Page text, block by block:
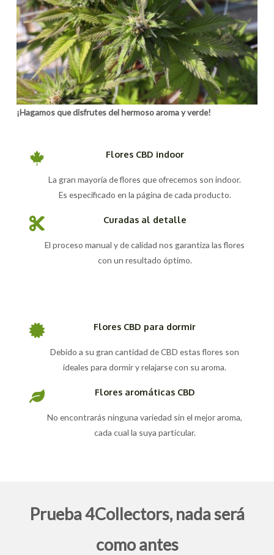
¡Hagamos que disfrutes del hermoso aroma y verde!
Flores CBD indoor
La gran mayoría de flores que ofrecemos son indoor.
Es especificado en la página de cada producto.
Curadas al detalle
El proceso manual y de calidad nos garantiza las flores
con un resultado óptimo.
Flores CBD para dormir
Debido a su gran cantidad de CBD estas flores son
ideales para dormir y relajarse con su aroma.
Flores aromáticas CBD
No encontrarás ninguna variedad sin el mejor aroma,
cada cual la suya particular.
Prueba 4Collectors, nada será
como antes